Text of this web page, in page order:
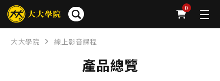
0
大大學院 線上影音課程
產品總覽